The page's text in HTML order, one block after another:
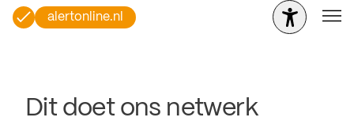
alertonline.nl
Dit doet ons netwerk